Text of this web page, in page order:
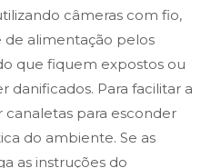
câmeras com fio,
de alimentação pelos
que fiquem expostos ou
danificados. Para facilitar a
canaletas para esconder
do ambiente. Se as
as instruções do